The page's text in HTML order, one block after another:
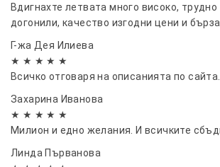
Вдигнахте летвата много високо, трудно
догонили, качество изгодни цени и
Г-жа Дея Илиева
★ ★ ★ ★ ★
Всичко отговаря на описанията по
Захарина Иванова
★ ★ ★ ★ ★
Милион и едно желания. И всичките
Линда Първанова